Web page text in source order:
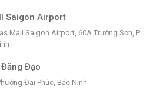
Saigon Airport
Mall Saigon Airport, 60A Trường Sơn, P.
Đạo
Đại Phúc, Bắc Ninh